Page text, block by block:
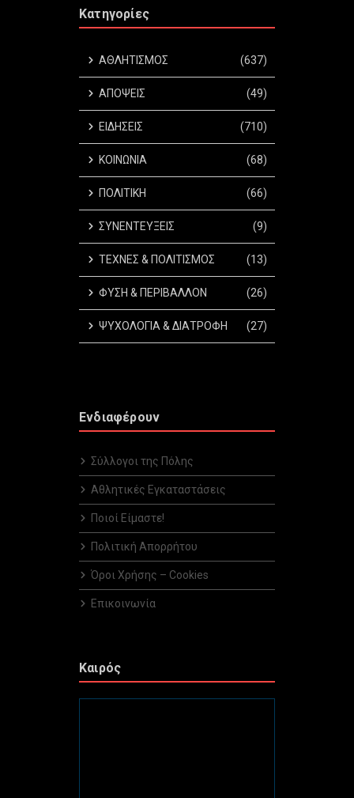
Κατηγορίες
ΑΘΛΗΤΙΣΜΟΣ (637)
ΑΠΟΨΕΙΣ (49)
ΕΙΔΗΣΕΙΣ (710)
ΚΟΙΝΩΝΙΑ (68)
ΠΟΛΙΤΙΚΗ (66)
ΣΥΝΕΝΤΕΥΞΕΙΣ (9)
ΤΕΧΝΕΣ & ΠΟΛΙΤΙΣΜΟΣ (13)
ΦΥΣΗ & ΠΕΡΙΒΑΛΛΟΝ (26)
ΨΥΧΟΛΟΓΙΑ & ΔΙΑΤΡΟΦΗ (27)
Ενδιαφέρουν
Σύλλογοι της Πόλης
Αθλητικές Εγκαταστάσεις
Ποιοί Είμαστε!
Πολιτική Απορρήτου
Όροι Χρήσης – Cookies
Επικοινωνία
Καιρός